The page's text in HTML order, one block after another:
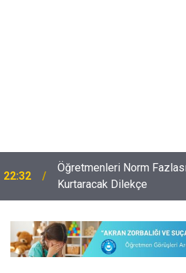
22:32
Öğretmenleri Norm
Kurtaracak Dilekçe